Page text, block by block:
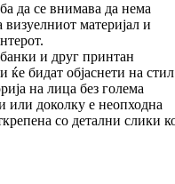
да се внимава да нема
материјал и
и друг принтан
ќе бидат објаснети на стил
на лица без голема
или доколку е неопходна
со детални слики